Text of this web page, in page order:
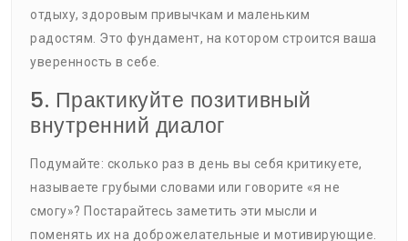
отдыху, здоровым привычкам и маленьким
радостям. Это фундамент, на котором строится ваша
уверенность в себе.
5. Практикуйте позитивный
внутренний диалог
Подумайте: сколько раз в день вы себя критикуете,
называете грубыми словами или говорите «я не
смогу»? Постарайтесь заметить эти мысли и
поменять их на доброжелательные и мотивирующие.